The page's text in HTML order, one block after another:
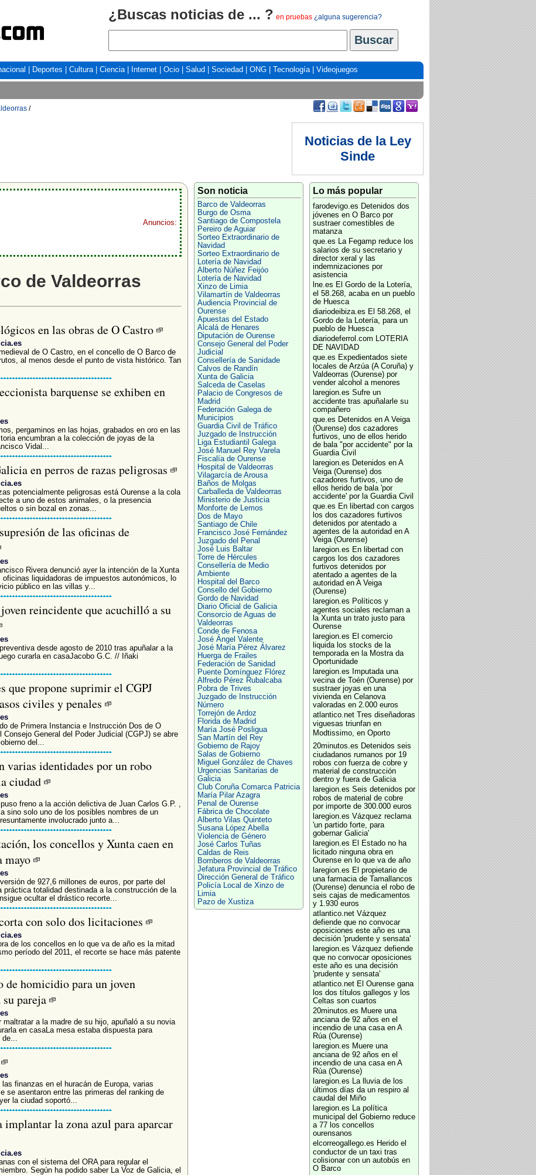
¿Buscas noticias de ... ? en pruebas ¿alguna sugerencia?
Deportes Cultura| Ciencia| Internet Ocio Salud Sociedad ONG Tecnología| Videojuegos
/
Noticias de la Ley
Sinde
Anuncios:
de Valdeorras
en las obras de O Castro
de O Castro, en el concello de O Barco de
al menos desde el punto de vista histórico. Tan
barquense se exhiben en
pergaminos en las hojas, grabados en oro en las
encumbran a la colección de joyas de la
Vidal...
en perros de razas peligrosas
potencialmente peligrosas está Ourense a la cola
a uno de estos animales, o la presencia
o sin bozal en zonas...
de las oficinas de
Rivera denunció ayer la intención de la Xunta
liquidadoras de impuestos autonómicos, lo
público en las villas y...
reincidente que acuchilló a su
desde agosto de 2010 tras apuñalar a la
curarla en casaJacobo G.C. // Iñaki
que propone suprimir el CGPJ
civiles y penales
de Primera Instancia e Instrucción Dos de O
General del Poder Judicial (CGPJ) se abre
del...
varias identidades por un robo
ciudad
freno a la acción delictiva de Juan Carlos G.P. ,
sino solo uno de los posibles nombres de un
involucrado junto a...
los concellos y Xunta caen en
mayo
de 927,6 millones de euros, por parte del
práctica totalidad destinada a la construcción de la
ocultar el drástico recorte...
con solo dos licitaciones
de los concellos en lo que va de año es la mitad
período del 2011, el recorte se hace más patente
de homicidio para un joven
pareja
a la madre de su hijo, apuñaló a su novia
en casaLa mesa estaba dispuesta para
finanzas en el huracán de Europa, varias
se asentaron entre las primeras del ranking de
la ciudad soportó...
la zona azul para aparcar
con el sistema del ORA para regular el
Según ha podido saber La Voz de Galicia, el
Son noticia
Barco de Valdeorras
Burgo de Osma
Santiago de Compostela
Pereiro de Aguiar
Sorteo Extraordinario de
Navidad
Sorteo Extraordinario de
Lotería de Navidad
Alberto Núñez Feijóo
Lotería de Navidad
Xinzo de Limia
Vilamartín de Valdeorras
Audiencia Provincial de
Ourense
Apuestas del Estado
Alcalá de Henares
Diputación de Ourense
Consejo General del Poder
Judicial
Consellería de Sanidade
Calvos de Randín
Xunta de Galicia
Salceda de Caselas
Palacio de Congresos de
Madrid
Federación Galega de
Municipios
Guardia Civil de Tráfico
Juzgado de Instrucción
Liga Estudiantil Galega
José Manuel Rey Varela
Fiscalía de Ourense
Hospital de Valdeorras
Vilagarcía de Arousa
Baños de Molgas
Carballeda de Valdeorras
Ministerio de Justicia
Monforte de Lemos
Dos de Mayo
Santiago de Chile
Francisco José Fernández
Juzgado del Penal
José Luis Baltar
Torre de Hércules
Consellería de Medio
Ambiente
Hospital del Barco
Consello del Gobierno
Gordo de Navidad
Diario Oficial de Galicia
Consorcio de Aguas de
Valdeorras
Conde de Fenosa
José Ángel Valente
José María Pérez Álvarez
Huerga de Frailes
Federación de Sanidad
Puente Domínguez Flórez
Alfredo Pérez Rubalcaba
Pobra de Trives
Juzgado de Instrucción
Número
Torrejón de Ardoz
Florida de Madrid
María José Posligua
San Martín del Rey
Gobierno de Rajoy
Salas de Gobierno
Miguel González de Chaves
Urgencias Sanitarias de
Galicia
Club Coruña Comarca Patricia
María Pilar Azagra
Penal de Ourense
Fábrica de Chocolate
Alberto Vilas Quinteto
Susana López Abella
Violencia de Género
José Carlos Tuñas
Caldas de Reis
Bomberos de Valdeorras
Jefatura Provincial de Tráfico
Dirección General de Tráfico
Policía Local de Xinzo de
Limia
Pazo de Xustiza
Lo más popular
farodevigo.es Detenidos dos
jóvenes en O Barco por
sustraer comestibles de
matanza
que.es La Fegamp reduce los
salarios de su secretario y
director xeral y las
indemnizaciones por
asistencia
lne.es El Gordo de la Lotería,
el 58.268, acaba en un pueblo
de Huesca
diariodeibiza.es El 58.268, el
Gordo de la Lotería, para un
pueblo de Huesca
diariodeferrol.com LOTERIA
DE NAVIDAD
que.es Expedientados siete
locales de Arzúa (A Coruña) y
Valdeorras (Ourense) por
vender alcohol a menores
laregion.es Sufre un
accidente tras apuñalarle su
compañero
que.es Detenidos en A Veiga
(Ourense) dos cazadores
furtivos, uno de ellos herido
de bala "por accidente" por la
Guardia Civil
laregion.es Detenidos en A
Veiga (Ourense) dos
cazadores furtivos, uno de
ellos herido de bala 'por
accidente' por la Guardia Civil
que.es En libertad con cargos
los dos cazadores furtivos
detenidos por atentado a
agentes de la autoridad en A
Veiga (Ourense)
laregion.es En libertad con
cargos los dos cazadores
furtivos detenidos por
atentado a agentes de la
autoridad en A Veiga
(Ourense)
laregion.es Políticos y
agentes sociales reclaman a
la Xunta un trato justo para
Ourense
laregion.es El comercio
liquida los stocks de la
temporada en la Mostra da
Oportunidade
laregion.es
Imputada una
vecina de Toén (Ourense) por
sustraer joyas en una
vivienda en Celanova
valoradas en 2.000 euros
atlantico.net
Tres diseñadoras
viguesas triunfan en
Modtissimo, en Oporto
20minutos.es Detenidos seis
ciudadanos rumanos por 19
robos con fuerza de cobre y
material de construcción
dentro y fuera de Galicia
laregion.es Seis detenidos por
robos de material de cobre
por importe de 300.000 euros
laregion.es Vázquez reclama
'un partido forte, para
gobernar Galicia'
laregion.es El Estado no ha
licitado ninguna obra en
Ourense en lo que va de año
laregion.es El propietario de
una farmacia de Tamallancos
(Ourense) denuncia el robo de
seis cajas de medicamentos
y 1.930 euros
atlantico.net Vázquez
defiende que no convocar
oposiciones este año es una
decisión 'prudente y sensata'
laregion.es Vázquez defiende
que no convocar oposiciones
este año es una decisión
'prudente y sensata'
atlantico.net El Ourense gana
los dos títulos gallegos y los
Celtas son cuartos
20minutos.es Muere una
anciana de 92 años en el
incendio de una casa en A
Rúa (Ourense)
laregion.es Muere una
anciana de 92 años en el
incendio de una casa en A
Rúa (Ourense)
laregion.es La lluvia de los
últimos días da un respiro al
caudal del Miño
laregion.es La política
municipal del Gobierno reduce
a 77 los concellos
ourensanos
elcorreogallego.es Herido el
conductor de un taxi tras
colisionar con un autobús en
O Barco